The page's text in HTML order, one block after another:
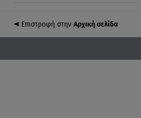
Επιστροφή στην Αρχική σελίδα